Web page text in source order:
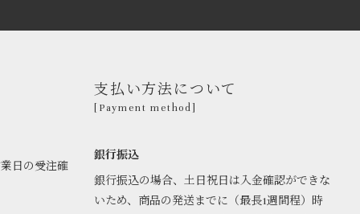
日の受注確
支払い方法について
[Payment method]
銀行振込
銀行振込の場合、土日祝日は入金確認ができな
いため、商品の発送までに（最長1週間程）時